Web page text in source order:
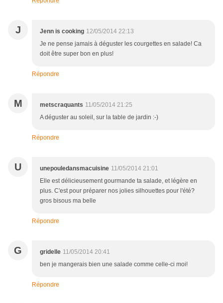
J Jenn is cooking 12/05/2014 22:13
Je ne pense jamais à déguster les courgettes en salade! Ca
doit être super bon en plus!
Répondre
M metscraquants 11/05/2014 21:25
A déguster au soleil, sur la table de jardin :-)
Répondre
U unepouledansmacuisine 11/05/2014 21:01
Elle est délicieusement gourmande ta salade, et légère en
plus. C'est pour préparer nos jolies silhouettes pour l'été?
gros bisous ma belle
Répondre
G gridelle 11/05/2014 20:41
ben je mangerais bien une salade comme celle-ci moi!
Répondre